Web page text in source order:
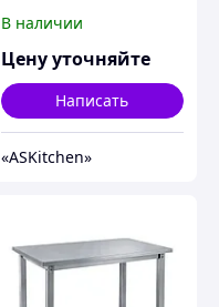
полки ASKitchen ASKO-
18/7
В наличии
Цену уточняйте
Написать
«ASKitсhen»